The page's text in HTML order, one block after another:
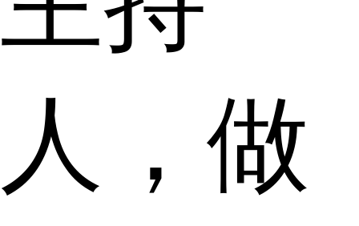
人，做